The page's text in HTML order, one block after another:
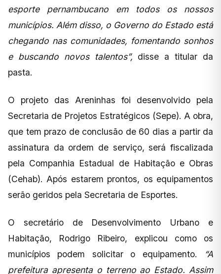
esporte pernambucano em todos os nossos
municípios. Além disso, o Governo do Estado está
chegando nas comunidades, fomentando sonhos
e buscando novos talentos”, disse a titular da
pasta.
O projeto das Areninhas foi desenvolvido pela
Secretaria de Projetos Estratégicos (Sepe). A obra,
que tem prazo de conclusão de 60 dias a partir da
assinatura da ordem de serviço, será fiscalizada
pela Companhia Estadual de Habitação e Obras
(Cehab). Após estarem prontos, os equipamentos
serão geridos pela Secretaria de Esportes.
O secretário de Desenvolvimento Urbano e
Habitação, Rodrigo Ribeiro, explicou como os
municípios podem solicitar o equipamento. “A
prefeitura apresenta o terreno ao Estado. Assim